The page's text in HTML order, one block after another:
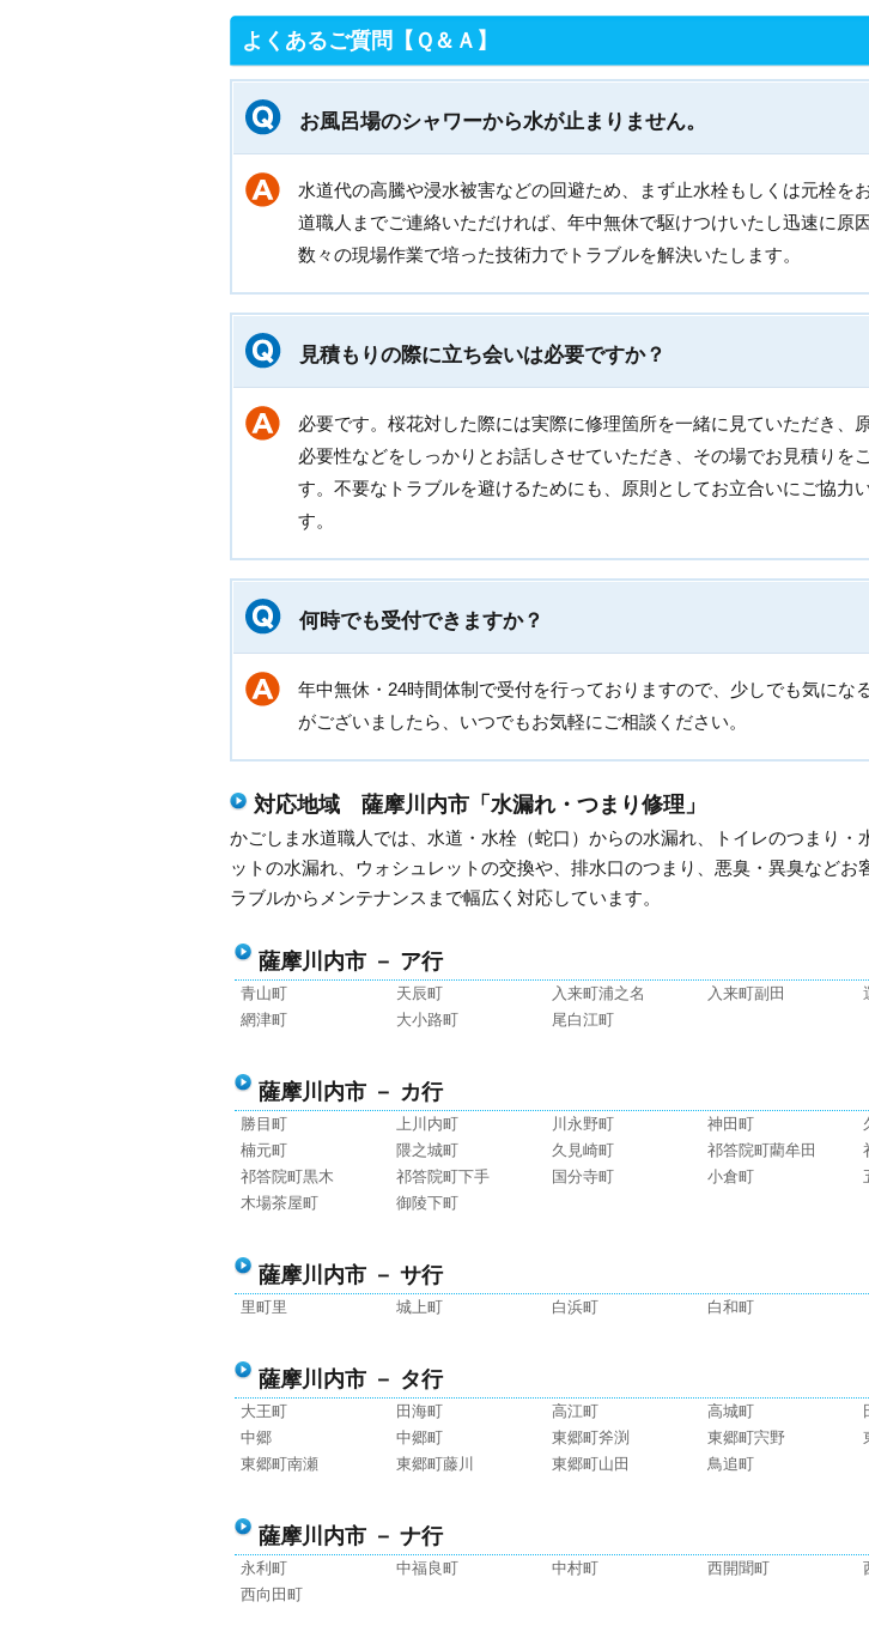
よくあるご質問【Ｑ＆Ａ】
お風呂場のシャワーから水が止まりません。
水道代の高騰や浸水被害などの回避ため、まず止水栓もしくは元栓を
道職人までご連絡いただければ、年中無休で駆けつけいたし迅速に原
数々の現場作業で培った技術力でトラブルを解決いたします。
見積もりの際に立ち会いは必要ですか？
必要です。桜花対した際には実際に修理箇所を一緒に見ていただき、
必要性などをしっかりとお話しさせていただき、その場でお見積りを
す。不要なトラブルを避けるためにも、原則としてお立合いにご協力
す。
何時でも受付できますか？
年中無休・24時間体制で受付を行っておりますので、少しでも気にな
がございましたら、いつでもお気軽にご相談ください。
対応地域 薩摩川内市「水漏れ・つまり修理」
かごしま水道職人では、水道・水栓（蛇口）からの水漏れ、トイレのつまり・
ットの水漏れ、ウォシュレットの交換や、排水口のつまり、悪臭・異臭などお
ラブルからメンテナンスまで幅広く対応しています。
薩摩川内市 － ア行
青山町 天辰町 入来町浦之名 入来町副田
網津町
大小路町 尾白江町
薩摩川内市 － カ行
勝目町 上川内町 川永野町 神田町
楠元町
隈之城町 久見崎町 祁答院町藺牟田
祁答院町黒木
祁答院町下手 国分寺町 小倉町
木場茶屋町
御陵下町
薩摩川内市 － サ行
里町里 城上町 白浜町 白和町
薩摩川内市 － タ行
大王町 田海町 高江町 高城町
中郷
中郷町 東郷町斧渕 東郷町宍野
東郷町南瀬
東郷町藤川 東郷町山田 鳥追町
薩摩川内市 － ナ行
永利町 中福良町 中村町 西開聞町
西向田町